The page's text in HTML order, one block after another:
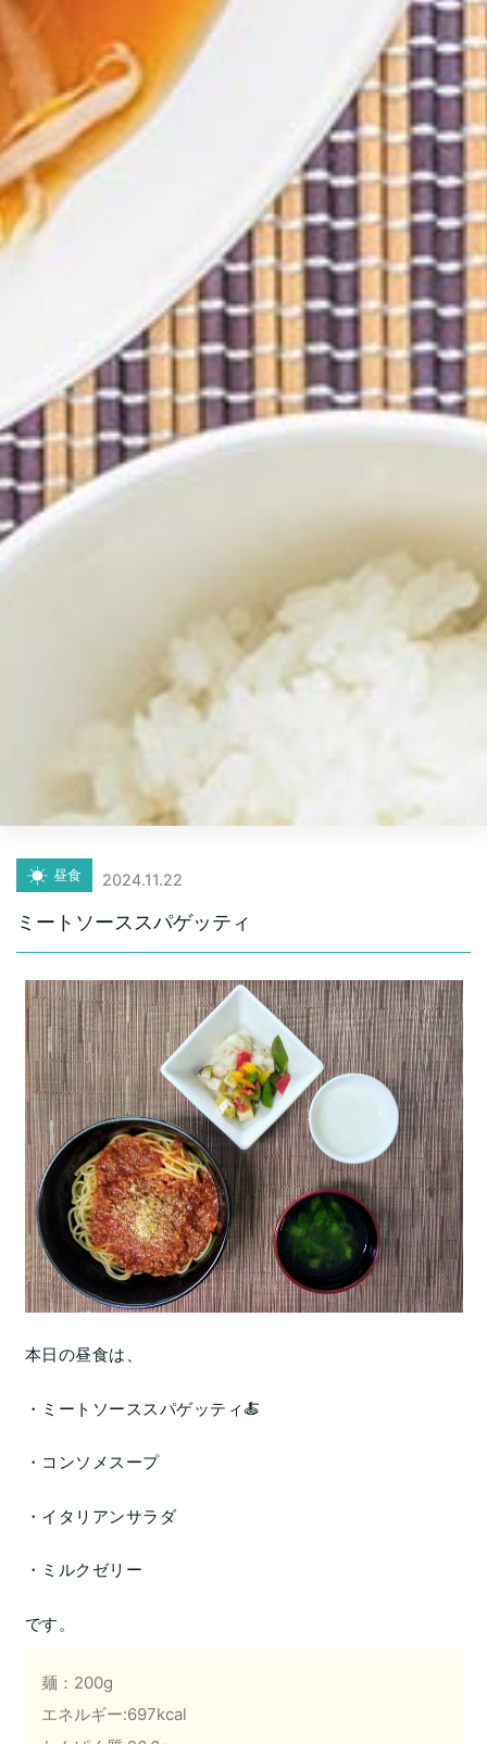
昼食 2024.11.22
ミートソーススパゲッティ
本日の昼食は、
・ミートソーススパゲッティ🍝
・コンソメスープ
・イタリアンサラダ
・ミルクゼリー
です。
麺：200g
エネルギー:697kcal